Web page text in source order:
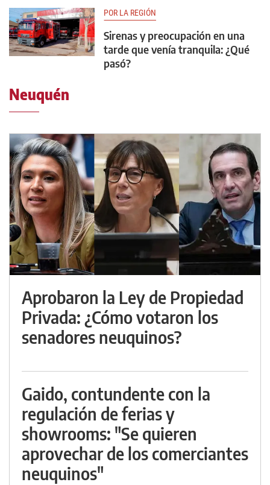
POR LA REGIÓN
Sirenas y preocupación en una
tarde que venía tranquila: ¿Qué
pasó?
Neuquén
Aprobaron la Ley de Propiedad
Privada: ¿Cómo votaron los
senadores neuquinos?
Gaido, contundente con la
regulación de ferias y
showrooms: "Se quieren
aprovechar de los comerciantes
neuquinos"